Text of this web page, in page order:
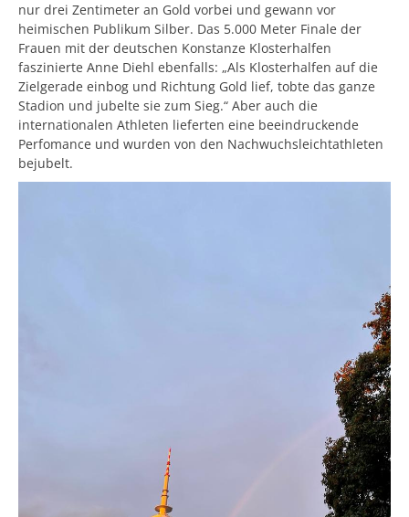
nur drei Zentimeter an Gold vorbei und gewann vor
heimischen Publikum Silber. Das 5.000 Meter Finale der
Frauen mit der deutschen Konstanze Klosterhalfen
faszinierte Anne Diehl ebenfalls: „Als Klosterhalfen auf die
Zielgerade einbog und Richtung Gold lief, tobte das ganze
Stadion und jubelte sie zum Sieg.“ Aber auch die
internationalen Athleten lieferten eine beeindruckende
Perfomance und wurden von den Nachwuchsleichtathleten
bejubelt.